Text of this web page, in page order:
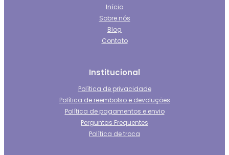
Início
Sobre nós
Blog
Contato
Institucional
Política de privacidade
Política de reembolso e devoluções
Política de pagamentos e envio
Perguntas Frequentes
Política de troca